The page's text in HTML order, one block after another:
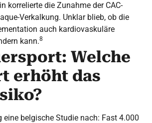
korrelierte die Zunahme der CAC-
Verkalkung. Unklar blieb, ob die
auch kardiovaskuläre
kann.8
Welche
erhöht das
eine belgische Studie nach: Fast 4.000